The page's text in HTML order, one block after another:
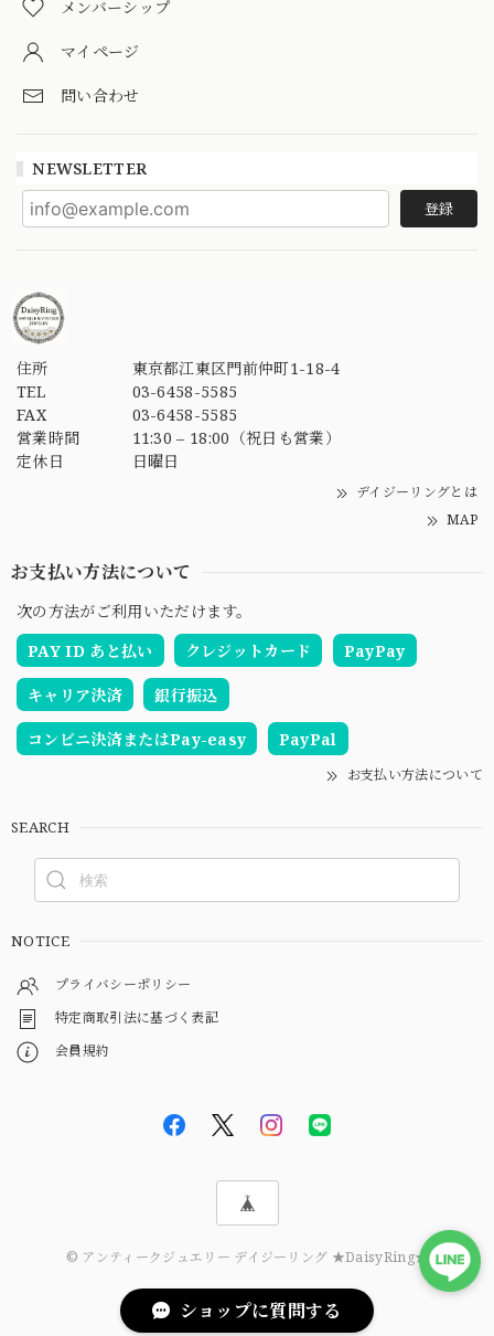
メンバーシップ
マイページ
問い合わせ
NEWSLETTER
登録
住所
東京都江東区門前仲町1-18-4
TEL
03-6458-5585
FAX
03-6458-5585
営業時間
11:30 – 18:00（祝日も営業）
定休日
日曜日
デイジーリングとは
MAP
お支払い方法について
次の方法がご利用いただけます。
PAY ID あと払い
クレジットカード PayPay
キャリア決済 銀行振込
コンビニ決済またはPay-easy PayPal
お支払い方法について
SEARCH
NOTICE
プライバシーポリシー
特定商取引法に基づく表記
会員規約
© アンティークジュエリー デイジーリング ★DaisyRing★
ショップに質問する